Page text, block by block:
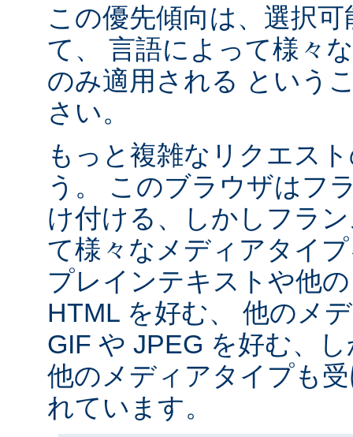
この優先傾向は、選択
て、 言語によって様々
のみ適用される という
さい。
もっと複雑なリクエス
う。 このブラウザはフ
け付ける、しかしフラ
て様々なメディアタイ
プレインテキストや他
HTML を好む、 他のメ
GIF や JPEG を好む、
他のメディアタイプも
れています。